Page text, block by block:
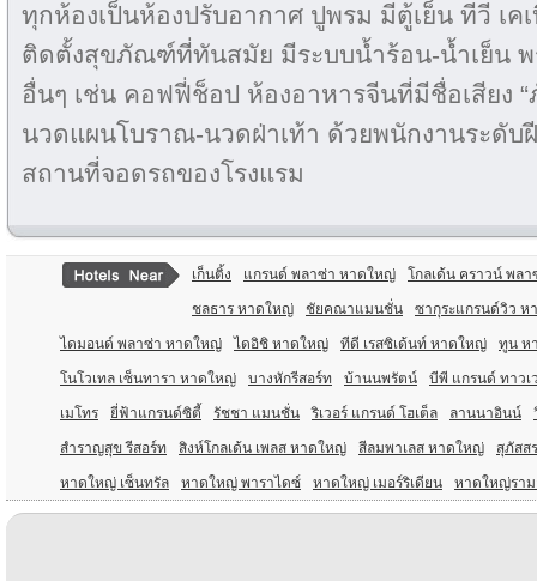
ทุกห้องเป็นห้องปรับอากาศ ปูพรม มีตู้เย็น ทีวี เค
ติดตั้งสุขภัณฑ์ที่ทันสมัย มีระบบน้ำร้อน-น้ำเย็น
อื่นๆ เช่น คอฟฟี่ช็อป ห้องอาหารจีนที่มีชื่อเสียง
นวดแผนโบราณ-นวดฝ่าเท้า ด้วยพนักงานระดับฝี
สถานที่จอดรถของโรงแรม
เก็นติ้ง แกรนด์ พลาซ่า หาดใหญ่ โกลเด้น คราวน์ พลา
ชลธาร หาดใหญ่ ชัยคณาแมนชั่น ซากุระแกรนด์วิว ห
ไดมอนด์ พลาซ่า หาดใหญ่ ไดอิชิ หาดใหญ่ ทีดี เรสซิเด้นท์ หาดใหญ่ ทูน ห
โนโวเทล เซ็นทารา หาดใหญ่ บางหักรีสอร์ท บ้านนพรัตน์ บีพี แกรนด์ ทาว
เมโทร ยี่ฟ้าแกรนด์ซิตี้ รัชชา แมนชั่น ริเวอร์ แกรนด์ โฮเต็ล ลานนาอินน์
สำราญสุข รีสอร์ท สิงห์โกลเด้น เพลส หาดใหญ่ สีลมพาเลส หาดใหญ่ สุภัสส
หาดใหญ่ เซ็นทรัล หาดใหญ่ พาราไดซ์ หาดใหญ่ เมอร์ริเดียน หาดใหญ่รา